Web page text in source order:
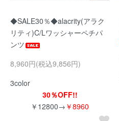
◆SALE30％◆alacrity(アラク
リティ)C/Lワッシャーペチパ
ンツ
8,960円(税込9,856円)
3color
30％OFF!!
￥12800→ ￥8960